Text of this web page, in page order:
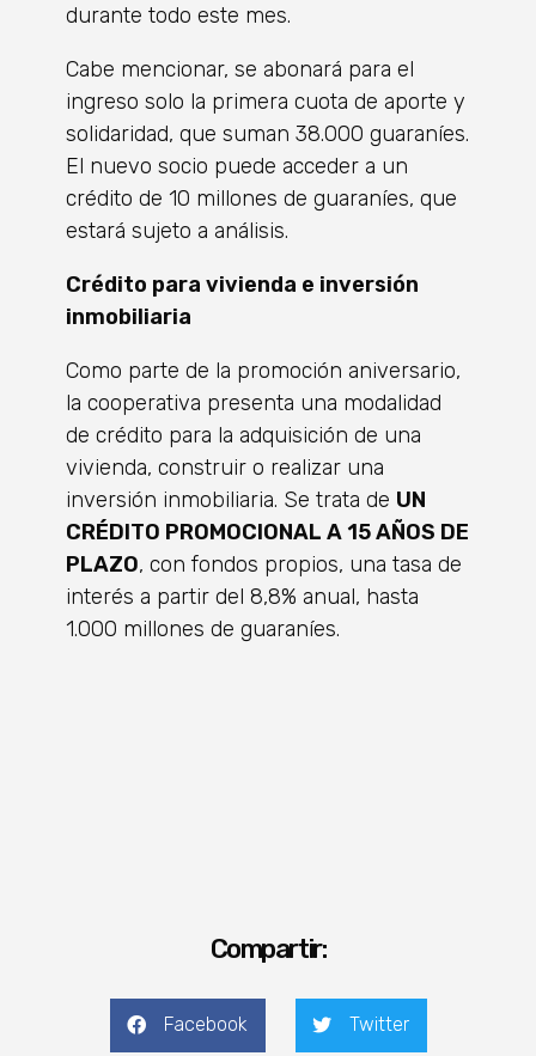
durante todo este mes.
Cabe mencionar, se abonará para el
ingreso solo la primera cuota de aporte y
solidaridad, que suman 38.000 guaraníes.
El nuevo socio puede acceder a un
crédito de 10 millones de guaraníes, que
estará sujeto a análisis.
Crédito para vivienda e inversión
inmobiliaria
Como parte de la promoción aniversario,
la cooperativa presenta una modalidad
de crédito para la adquisición de una
vivienda, construir o realizar una
inversión inmobiliaria. Se trata de UN
CRÉDITO PROMOCIONAL A 15 AÑOS DE
PLAZO, con fondos propios, una tasa de
interés a partir del 8,8% anual, hasta
1.000 millones de guaraníes.
Compartir:
Facebook Twitter